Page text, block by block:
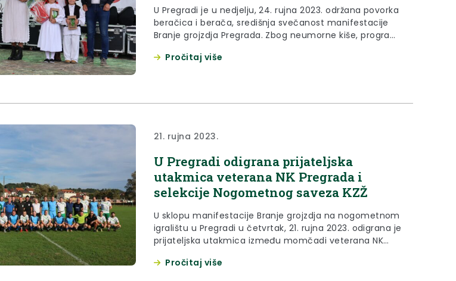
U Pregradi je u nedjelju, 24. rujna 2023. održana povorka
beračica i berača, središnja svečanost manifestacije
Branje grojzdja Pregrada. Zbog neumorne kiše, program
vrijeme nije spriječilo povorku konjskih zaprega te
Pročitaj više
21. rujna 2023.
U Pregradi odigrana prijateljska
utakmica veterana NK Pregrada i
selekcije Nogometnog saveza KZŽ
U sklopu manifestacije Branje grojzdja na nogometnom
igralištu u Pregradi u četvrtak, 21. rujna 2023. odigrana je
prijateljska utakmica između momčadi veterana NK
zagorske županije. Ekipe su podržali brojni navijači, među
Pročitaj više